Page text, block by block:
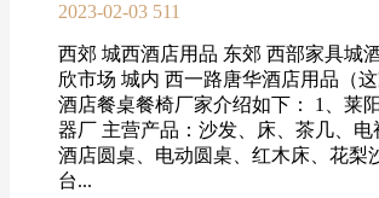
2023-02-03 511
西郊 城西酒店用品 东郊 西部家具城
欣市场 城内 西一路唐华酒店用品（这
酒店餐桌餐椅厂家介绍如下： 1、莱
器厂 主营产品：沙发、床、茶几、电
酒店圆桌、电动圆桌、红木床、花梨
台...